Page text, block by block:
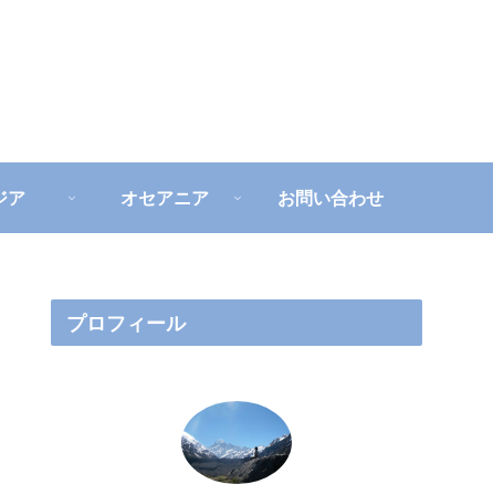
ア オセアニア お問い合わせ
プロフィール